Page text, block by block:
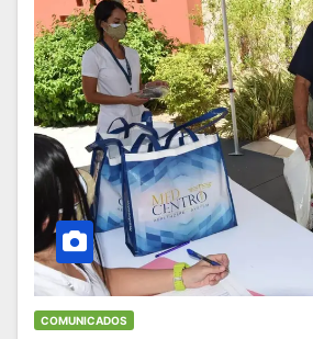
COMUNICADOS